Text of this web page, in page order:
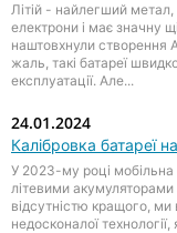
Літій - найлегший
електрони і має значну
наштовхнули створення
жаль, такі батареї
експлуатації. Але...
24.01.2024
Калібровка батареї
У 2023-му році
літевими акумуляторами
відсутністю кращого,
недосконалої